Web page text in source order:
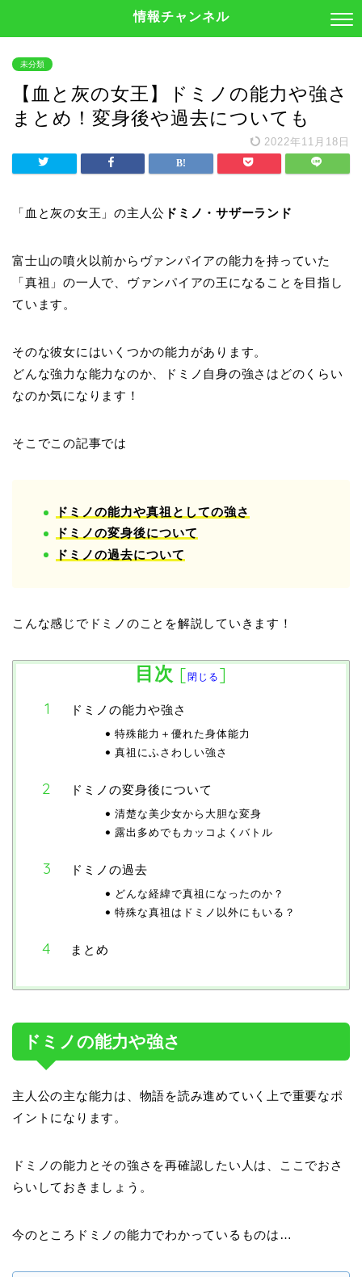
情報チャンネル
未分類
【血と灰の女王】ドミノの能力や強さ
まとめ！変身後や過去についても
2022年11月18日
「血と灰の女王」の主人公 ドミノ・サザーランド
富士山の噴火以前からヴァンパイアの能力を持っていた
「真祖」の一人で、ヴァンパイアの王になることを目指し
ています。
そのな彼女にはいくつかの能力があります。
どんな強力な能力なのか、ドミノ自身の強さはどのくらい
なのか気になります！
そこでこの記事では
ドミノの能力や真祖としての強さ
ドミノの変身後について
ドミノの過去について
こんな感じでドミノのことを解説していきます！
目次 [閉じる ]
ドミノの能力や強さ
特殊能力＋優れた身体能力
真祖にふさわしい強さ
ドミノの変身後について
清楚な美少女から大胆な変身
露出多めでもカッコよくバトル
ドミノの過去
どんな経緯で真祖になったのか？
特殊な真祖はドミノ以外にもいる？
まとめ
ドミノの能力や強さ
主人公の主な能力は、物語を読み進めていく上で重要なポ
イントになります。
ドミノの能力とその強さを再確認したい人は、ここでおさ
らいしておきましょう。
今のところドミノの能力でわかっているものは…